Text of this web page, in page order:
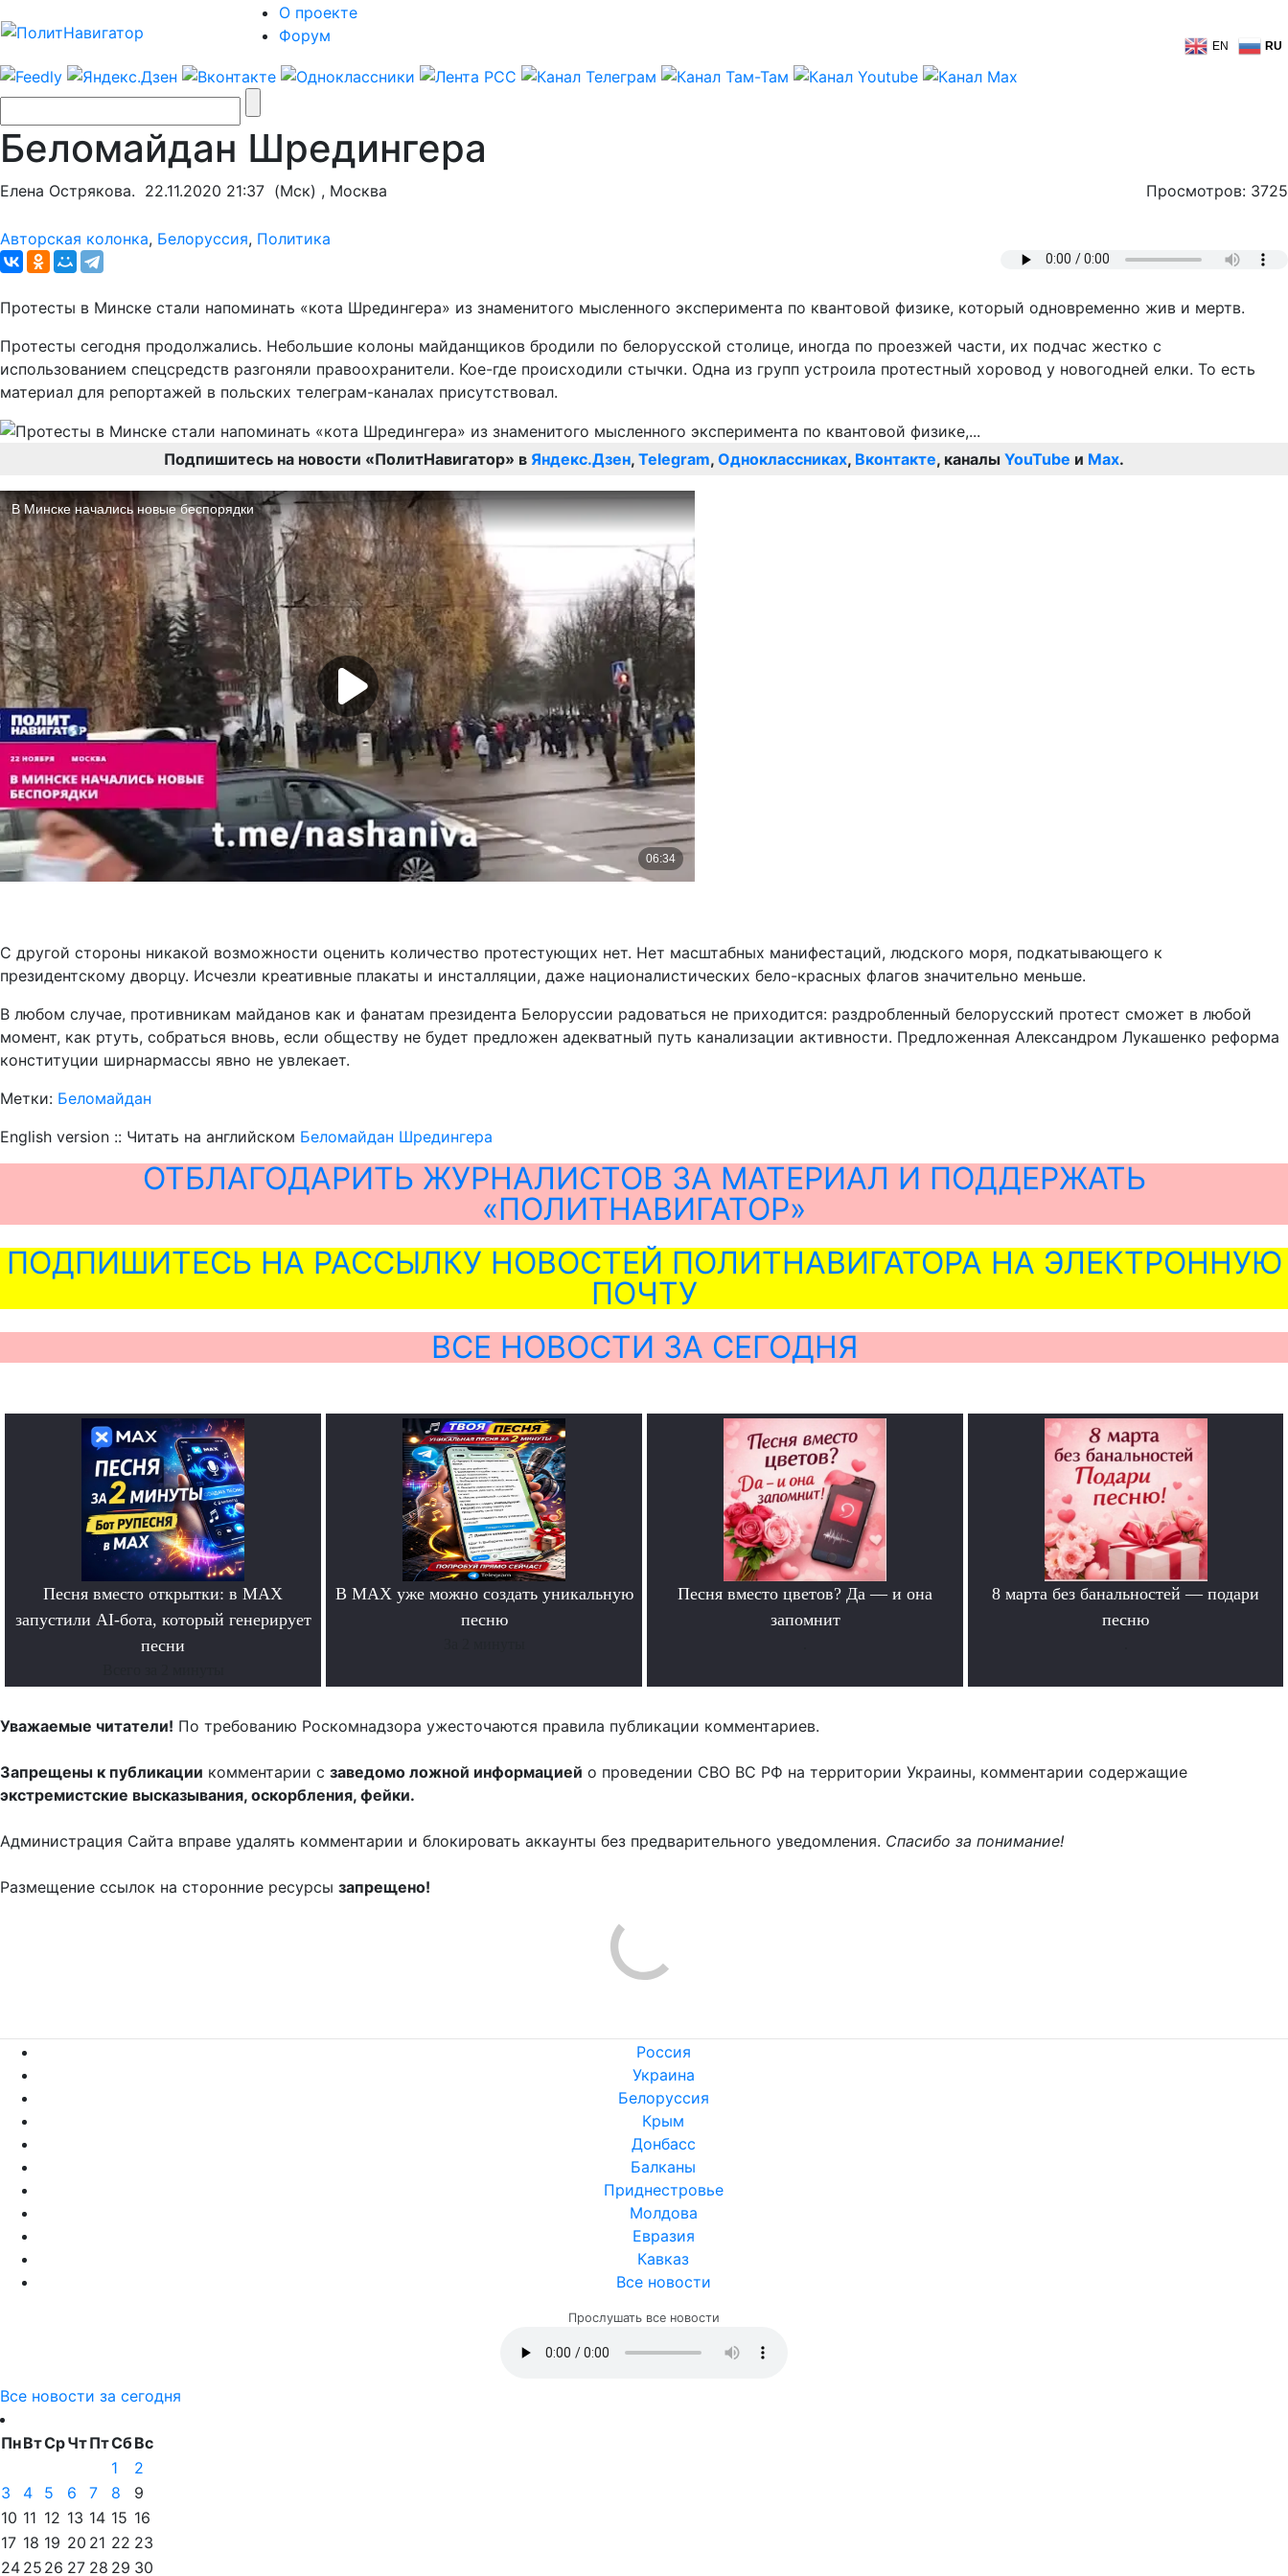
О проекте
Форум
EN RU
Беломайдан Шредингера
Елена Острякова. 22.11.2020 21:37 (Мск) , Москва Просмотров: 3725
Авторская колонка, Белоруссия, Политика
Протесты в Минске стали напоминать «кота Шредингера» из знаменитого мысленного эксперимента по квантовой физике, который одновременно жив и мертв.
Протесты сегодня продолжались. Небольшие колоны майданщиков бродили по белорусской столице, иногда по проезжей части, их подчас жестко с
использованием спецсредств разгоняли правоохранители. Кое-где происходили стычки. Одна из групп устроила протестный хоровод у новогодней елки. То есть
материал для репортажей в польских телеграм-каналах присутствовал.
Подпишитесь на новости «ПолитНавигатор» в Яндекс.Дзен, Telegram, Одноклассниках, Вконтакте, каналы YouTube и Max.
С другой стороны никакой возможности оценить количество протестующих нет. Нет масштабных манифестаций, людского моря, подкатывающего к
президентскому дворцу. Исчезли креативные плакаты и инсталляции, даже националистических бело-красных флагов значительно меньше.
В любом случае, противникам майданов как и фанатам президента Белоруссии радоваться не приходится: раздробленный белорусский протест сможет в любой
момент, как ртуть, собраться вновь, если обществу не будет предложен адекватный путь канализации активности. Предложенная Александром Лукашенко реформа
конституции ширнармассы явно не увлекает.
Метки: Беломайдан
English version :: Читать на английском Беломайдан Шредингера
ОТБЛАГОДАРИТЬ ЖУРНАЛИСТОВ ЗА МАТЕРИАЛ И ПОДДЕРЖАТЬ
«ПОЛИТНАВИГАТОР»
ПОДПИШИТЕСЬ НА РАССЫЛКУ НОВОСТЕЙ ПОЛИТНАВИГАТОРА НА ЭЛЕКТРОННУЮ
ПОЧТУ
ВСЕ НОВОСТИ ЗА СЕГОДНЯ
Песня вместо открытки: в MAX
запустили AI-бота, который генерирует
песни
В MAX уже можно создать уникальную
песню
Песня вместо цветов? Да — и она
запомнит
8 марта без банальностей — подари
песню
Уважаемые читатели! По требованию Роскомнадзора ужесточаются правила публикации комментариев.
Запрещены к публикации комментарии с заведомо ложной информацией о проведении СВО ВС РФ на территории Украины, комментарии содержащие
экстремистские высказывания, оскорбления, фейки.
Администрация Сайта вправе удалять комментарии и блокировать аккаунты без предварительного уведомления. Спасибо за понимание!
Размещение ссылок на сторонние ресурсы запрещено!
Россия
Украина
Белоруссия
Крым
Донбасс
Балканы
Приднестровье
Молдова
Евразия
Кавказ
Все новости
Прослушать все новости
Все новости за сегодня
ПнВтСрЧтПтСбВс
1
2
3
4 5 6 7 8
9
10 11 12 13 14 15 16
17 18 19 20 21 22 23
24 25 26 27 28 29 30